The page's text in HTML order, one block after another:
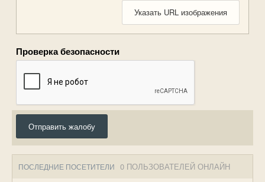
Указать URL изображения
Проверка безопасности
Отправить жалобу
ПОСЛЕДНИЕ ПОСЕТИТЕЛИ 0 ПОЛЬЗОВАТЕЛЕЙ ОНЛАЙН